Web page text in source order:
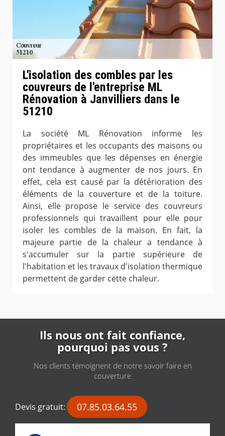
L'isolation des combles par les
couvreurs de l'entreprise ML
Rénovation à Janvilliers dans le
51210
La société ML Rénovation informe les
propriétaires et les occupants des maisons ou
des immeubles que les dépenses en énergie
ont tendance à augmenter de nos jours. En
effet, cela est causé par la détérioration des
éléments de la couverture et de la toiture.
Ainsi, elle propose le service des couvreurs
professionnels qui travaillent pour elle pour
isoler les combles de la maison. En fait, la
majeure partie de la chaleur a tendance à
s'accumuler sur la partie supérieure de
l'habitation et les travaux d'isolation thermique
permettent de garder cette chaleur.
Ils nous ont fait confiance,
pourquoi pas vous ?
Nos clients témoignent de notre savoir faire en
couverture
Devis gratuit: 07.85.03.64.55